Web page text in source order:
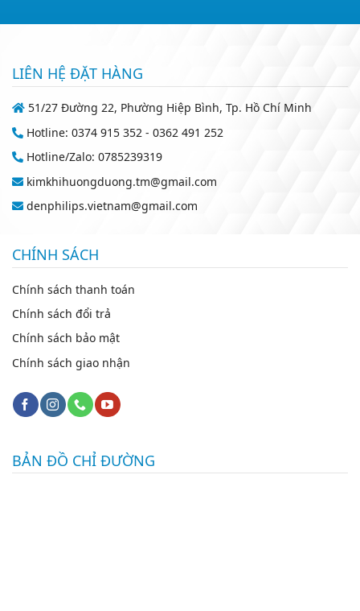
LIÊN HỆ ĐẶT HÀNG
51/27 Đường 22, Phường Hiệp Bình, Tp. Hồ Chí Minh
Hotline: 0374 915 352 - 0362 491 252
Hotline/Zalo: 0785239319
kimkhihuongduong.tm@gmail.com
denphilips.vietnam@gmail.com
CHÍNH SÁCH
Chính sách thanh toán
Chính sách đổi trả
Chính sách bảo mật
Chính sách giao nhận
BẢN ĐỒ CHỈ ĐƯỜNG